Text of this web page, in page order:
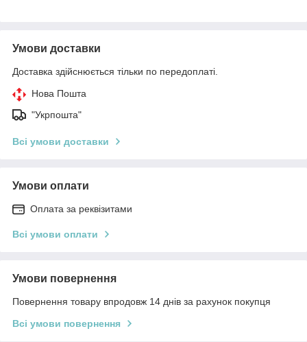
Умови доставки
Доставка здійснюється тільки по передоплаті.
Нова Пошта
"Укрпошта"
Всі умови доставки
Умови оплати
Оплата за реквізитами
Всі умови оплати
Умови повернення
Повернення товару впродовж 14 днів за рахунок покупця
Всі умови повернення